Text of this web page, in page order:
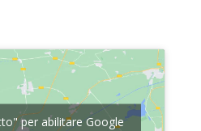
per abilitare Google